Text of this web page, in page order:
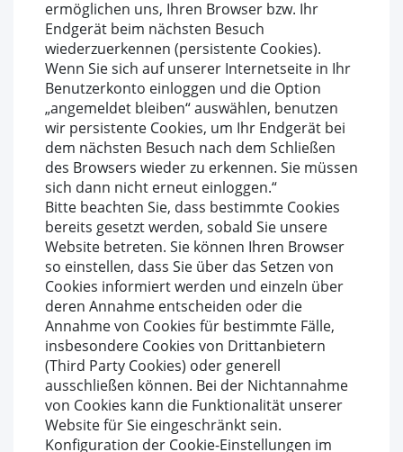
ermöglichen uns, Ihren Browser bzw. Ihr
Endgerät beim nächsten Besuch
wiederzuerkennen (persistente Cookies).
Wenn Sie sich auf unserer Internetseite in Ihr
Benutzerkonto einloggen und die Option
„angemeldet bleiben“ auswählen, benutzen
wir persistente Cookies, um Ihr Endgerät bei
dem nächsten Besuch nach dem Schließen
des Browsers wieder zu erkennen. Sie müssen
sich dann nicht erneut einloggen.“
Bitte beachten Sie, dass bestimmte Cookies
bereits gesetzt werden, sobald Sie unsere
Website betreten. Sie können Ihren Browser
so einstellen, dass Sie über das Setzen von
Cookies informiert werden und einzeln über
deren Annahme entscheiden oder die
Annahme von Cookies für bestimmte Fälle,
insbesondere Cookies von Drittanbietern
(Third Party Cookies) oder generell
ausschließen können. Bei der Nichtannahme
von Cookies kann die Funktionalität unserer
Website für Sie eingeschränkt sein.
Konfiguration der Cookie-Einstellungen im